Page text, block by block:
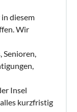
diesem
Wir
Insel
kurzfristig